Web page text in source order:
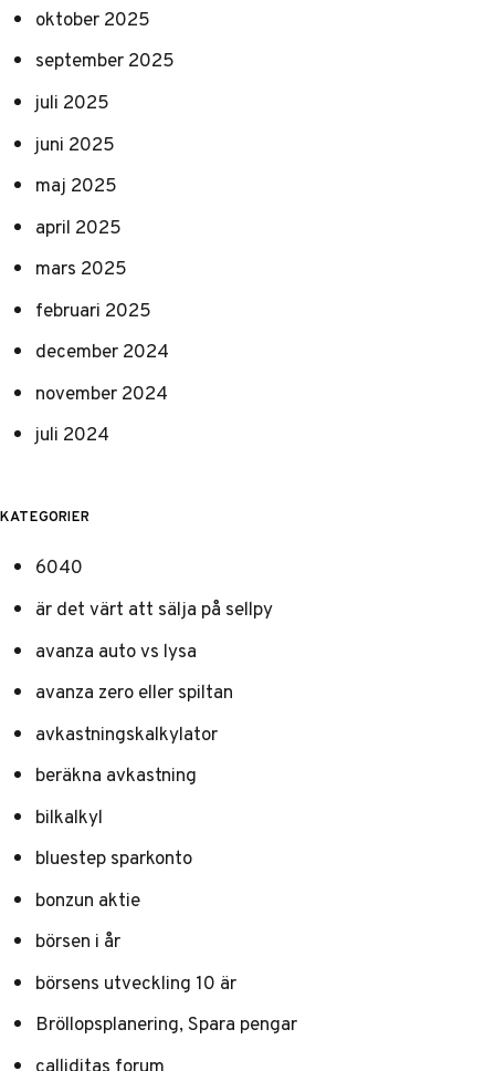
oktober 2025
september 2025
juli 2025
juni 2025
maj 2025
april 2025
mars 2025
februari 2025
december 2024
november 2024
juli 2024
KATEGORIER
6040
är det värt att sälja på sellpy
avanza auto vs lysa
avanza zero eller spiltan
avkastningskalkylator
beräkna avkastning
bilkalkyl
bluestep sparkonto
bonzun aktie
börsen i år
börsens utveckling 10 är
Bröllopsplanering, Spara pengar